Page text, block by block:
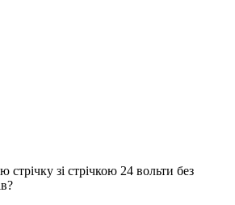
зі стрічкою 24 вольти без